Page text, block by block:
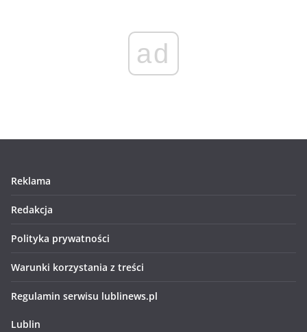
ad
Reklama
Redakcja
Polityka prywatności
Warunki korzystania z treści
Regulamin serwisu lublinews.pl
Lublin